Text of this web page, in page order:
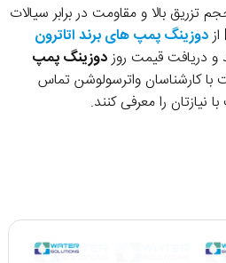
تزریق بالا و مقاومت در برابر سیالات
ازدوزینگ پمپ های برند اتاترون
و دریافت قیمت روزدوزینگ پمپ
با کارشناسان واترسولوشن تماس
نیازتان را معرفی کنند.